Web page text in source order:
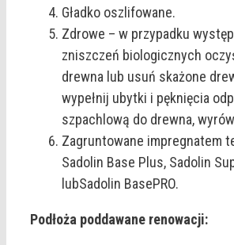
Gładko oszlifowane.
Zdrowe – w przypadku
zniszczeń biologicznych
drewna lub usuń skażone
wypełnij ubytki i pęknięcia
szpachlową do drewna,
Zagruntowane impregnatem
Sadolin Base Plus, Sadolin
lubSadolin BasePRO.
Podłoża poddawane renowacji: